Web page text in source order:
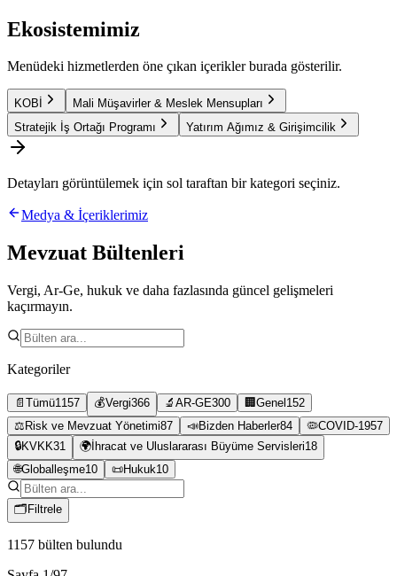
Ekosistemimiz
Menüdeki hizmetlerden öne çıkan içerikler burada gösterilir.
KOBİ
Mali Müşavirler & Meslek Mensupları
Stratejik İş Ortağı Programı
Yatırım Ağımız & Girişimcilik
Detayları görüntülemek için sol taraftan bir kategori seçiniz.
Medya & İçeriklerimiz
Mevzuat Bültenleri
Vergi, Ar-Ge, hukuk ve daha fazlasında güncel gelişmeleri
kaçırmayın.
Kategoriler
📄 Tümü1157 💰Vergi366 🔬 AR-GE300 🏢 Genel 152
⚖️ Risk ve Mevzuat Yönetimi87 📣Bizden Haberler84 🦠COVID-1957
🔒KVKK31 🌍 İhracat ve Uluslararası Büyüme Servisleri18
🌐Globalleşme10 📜Hukuk10
🗂 Filtrele
1157 bülten bulundu